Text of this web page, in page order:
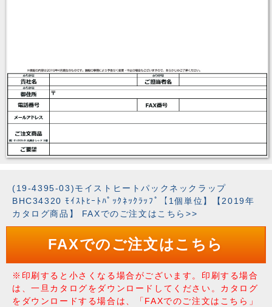
(19-4395-03)モイストヒートパックネックラップ
BHC34320 ﾓｲｽﾄﾋｰﾄﾊﾟｯｸﾈｯｸﾗｯﾌﾟ【1個単位】【2019年
カタログ商品】 FAXでのご注文はこちら>>
FAXでのご注文はこちら
※印刷すると小さくなる場合がございます。印刷する場合
は、一旦カタログをダウンロードしてください。カタログ
をダウンロードする場合は、「FAXでのご注文はこちら」